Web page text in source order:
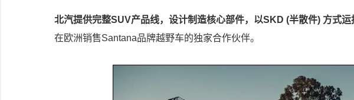
北汽提供完整SUV产品线，设计制造核心部件，以SKD (半散件) 方式运
在欧洲销售Santana品牌越野车的独家合作伙伴。